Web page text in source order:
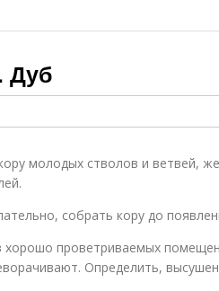
Дуб
молодых стволов и ветвей,
собрать кору до
хорошо проветриваемых
Определить,